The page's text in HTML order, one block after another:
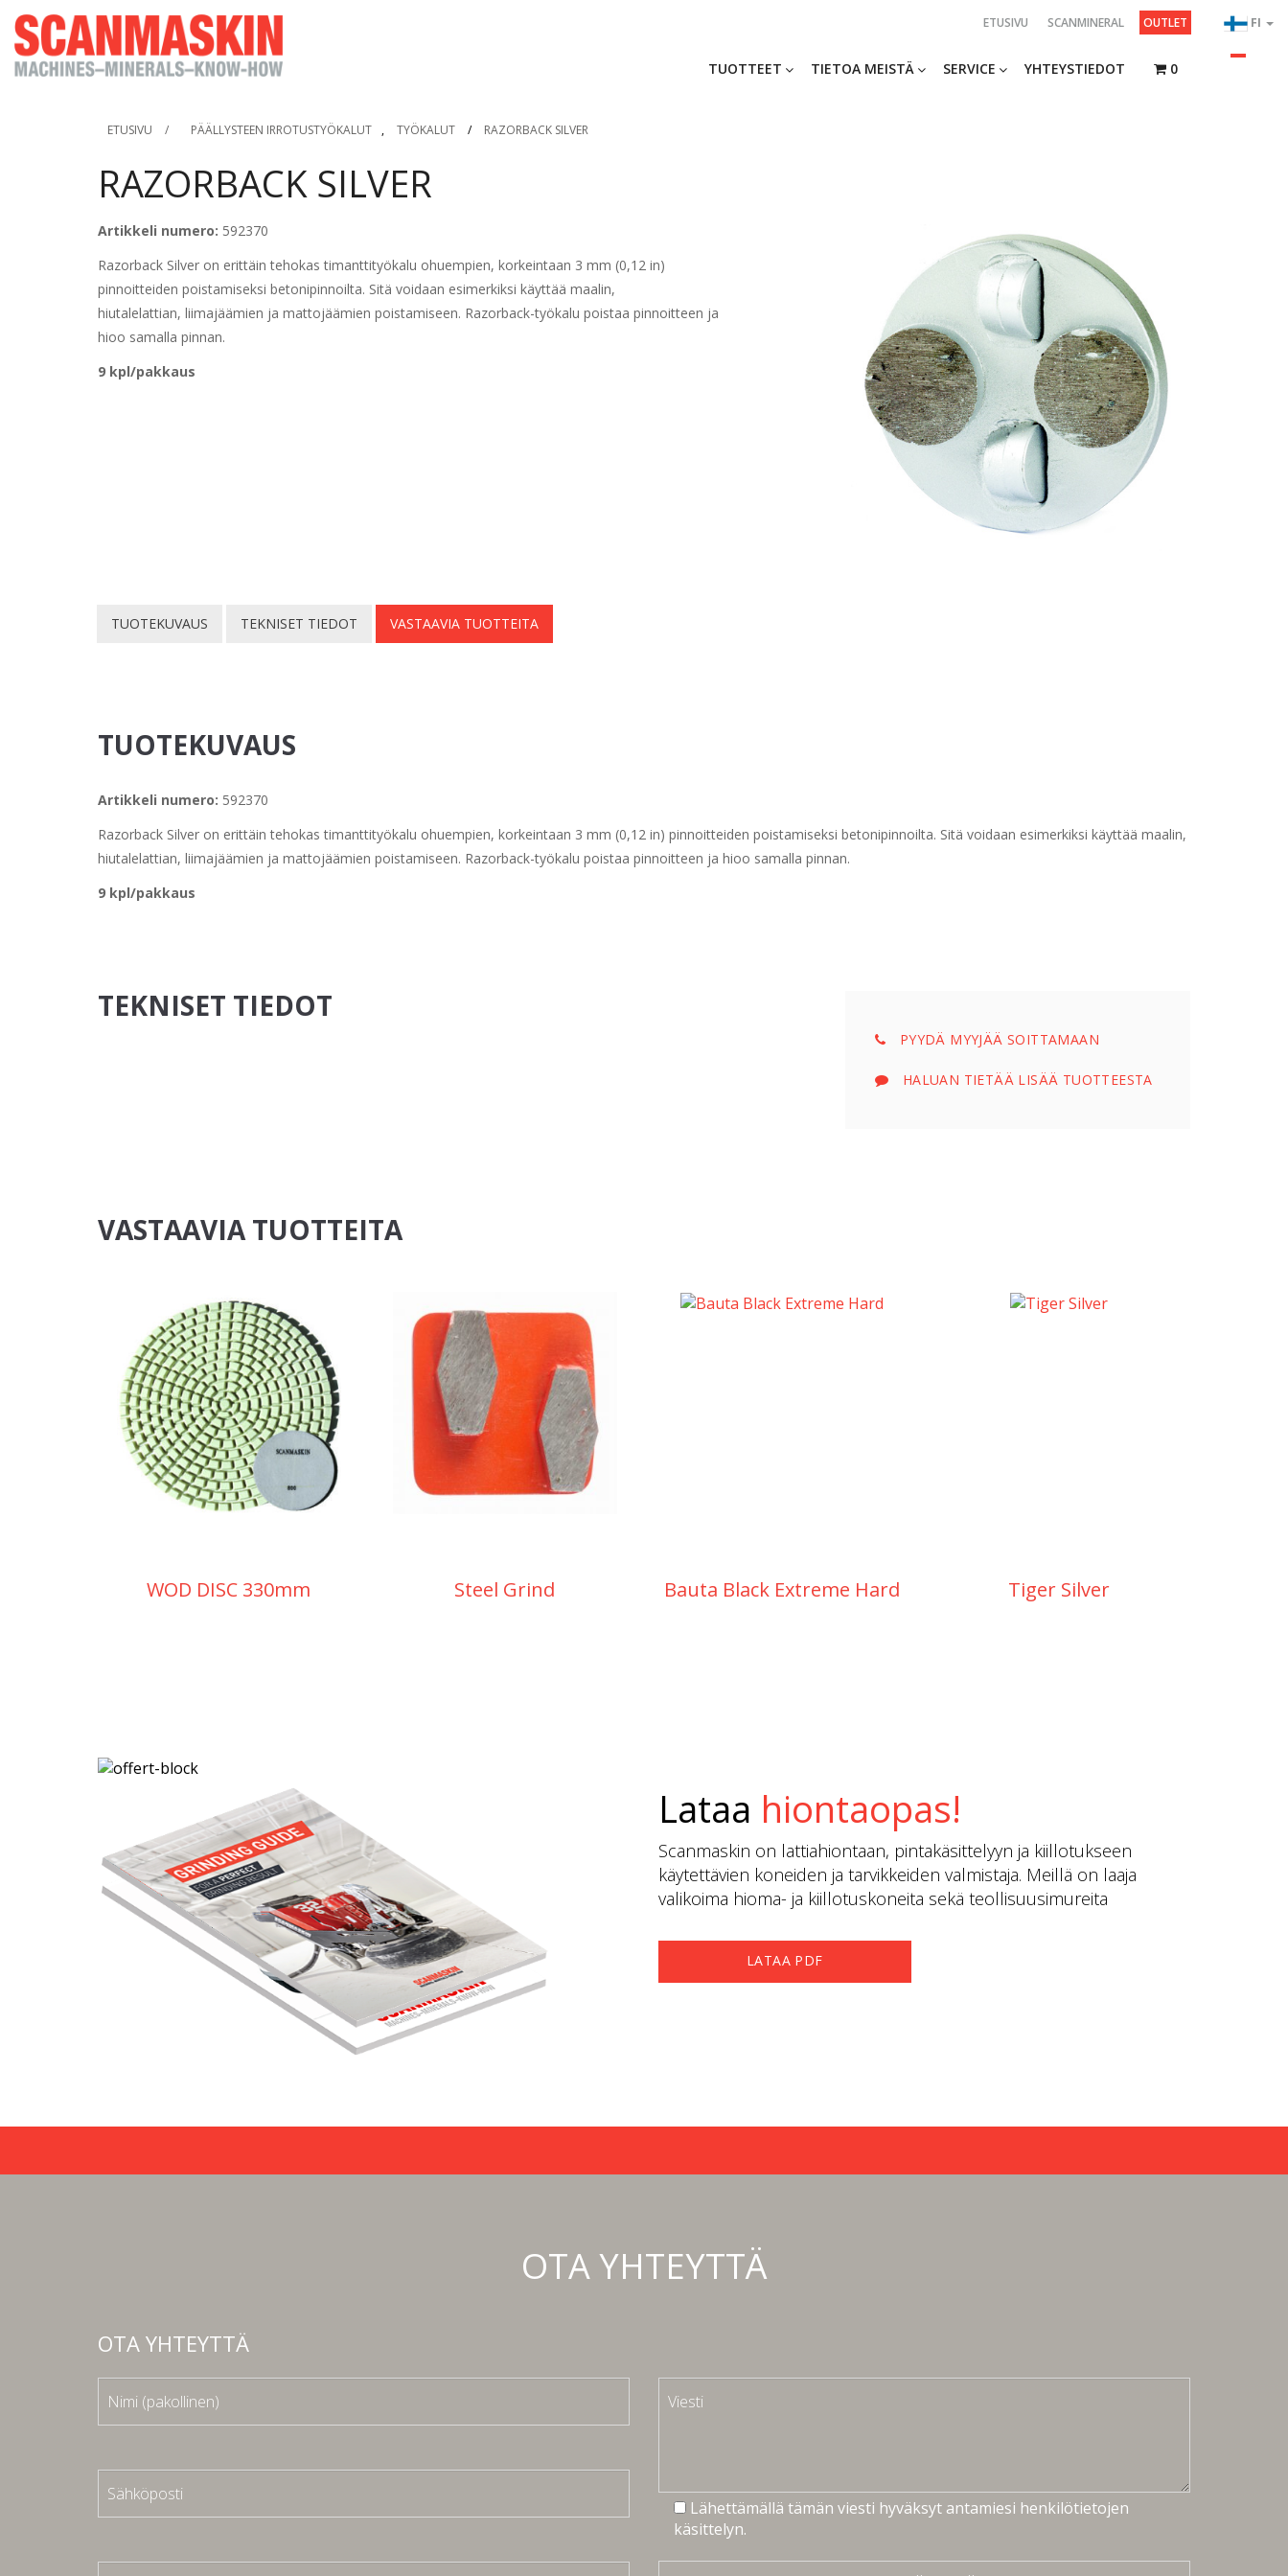
FI
ETUSIVU SCANMINERAL OUTLET
TUOTTEET TIETOA MEISTÄ SERVICE YHTEYSTIEDOT 0
ETUSIVU / PÄÄLLYSTEEN IRROTUSTYÖKALUT , TYÖKALUT / RAZORBACK SILVER
RAZORBACK SILVER
Artikkeli numero: 592370
Razorback Silver on erittäin tehokas timanttityökalu ohuempien, korkeintaan 3 mm (0,12 in)
pinnoitteiden poistamiseksi betonipinnoilta. Sitä voidaan esimerkiksi käyttää maalin,
hiutalelattian, liimajäämien ja mattojäämien poistamiseen. Razorback-työkalu poistaa pinnoitteen ja
hioo samalla pinnan.
9 kpl/pakkaus
TUOTEKUVAUS TEKNISET TIEDOT VASTAAVIA TUOTTEITA
TUOTEKUVAUS
Artikkeli numero: 592370
Razorback Silver on erittäin tehokas timanttityökalu ohuempien, korkeintaan 3 mm (0,12 in) pinnoitteiden poistamiseksi betonipinnoilta. Sitä voidaan esimerkiksi käyttää maalin,
hiutalelattian, liimajäämien ja mattojäämien poistamiseen. Razorback-työkalu poistaa pinnoitteen ja hioo samalla pinnan.
9 kpl/pakkaus
TEKNISET TIEDOT
PYYDÄ MYYJÄÄ SOITTAMAAN
HALUAN TIETÄÄ LISÄÄ TUOTTEESTA
VASTAAVIA TUOTTEITA
WOD DISC 330mm Steel Grind Bauta Black Extreme Hard Tiger Silver
Lataa hiontaopas!
Scanmaskin on lattiahiontaan, pintakäsittelyyn ja kiillotukseen
käytettävien koneiden ja tarvikkeiden valmistaja. Meillä on laaja
valikoima hioma- ja kiillotuskoneita sekä teollisuusimureita
LATAA PDF
OTA YHTEYTTÄ
OTA YHTEYTTÄ
Lähettämällä tämän viesti hyväksyt antamiesi henkilötietojen
käsittelyn.